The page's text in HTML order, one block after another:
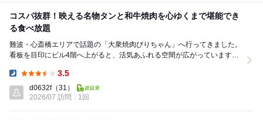
コスパ抜群！映える名物タンと和牛焼肉を心ゆくまで堪能でき
る食べ放題
難波・心斎橋エリアで話題の「大衆焼肉びりちゃん」へ行ってきました。
看板を目印にビル4階へ上がると、活気あふれる空間が広がっています。
3.5
d0632f （31）
2026/07 訪問
1回